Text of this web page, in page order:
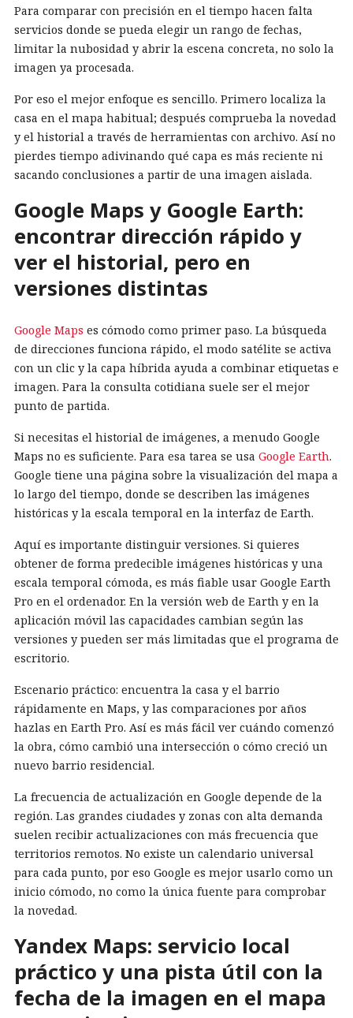
Para comparar con precisión en el tiempo hacen falta
servicios donde se pueda elegir un rango de fechas,
limitar la nubosidad y abrir la escena concreta, no solo la
imagen ya procesada.
Por eso el mejor enfoque es sencillo. Primero localiza la
casa en el mapa habitual; después comprueba la novedad
y el historial a través de herramientas con archivo. Así no
pierdes tiempo adivinando qué capa es más reciente ni
sacando conclusiones a partir de una imagen aislada.
Google Maps y Google Earth:
encontrar dirección rápido y
ver el historial, pero en
versiones distintas
Google Maps es cómodo como primer paso. La búsqueda
de direcciones funciona rápido, el modo satélite se activa
con un clic y la capa híbrida ayuda a combinar etiquetas e
imagen. Para la consulta cotidiana suele ser el mejor
punto de partida.
Si necesitas el historial de imágenes, a menudo Google
Maps no es suficiente. Para esa tarea se usa Google Earth.
Google tiene una página sobre la visualización del mapa a
lo largo del tiempo, donde se describen las imágenes
históricas y la escala temporal en la interfaz de Earth.
Aquí es importante distinguir versiones. Si quieres
obtener de forma predecible imágenes históricas y una
escala temporal cómoda, es más fiable usar Google Earth
Pro en el ordenador. En la versión web de Earth y en la
aplicación móvil las capacidades cambian según las
versiones y pueden ser más limitadas que el programa de
escritorio.
Escenario práctico: encuentra la casa y el barrio
rápidamente en Maps, y las comparaciones por años
hazlas en Earth Pro. Así es más fácil ver cuándo comenzó
la obra, cómo cambió una intersección o cómo creció un
nuevo barrio residencial.
La frecuencia de actualización en Google depende de la
región. Las grandes ciudades y zonas con alta demanda
suelen recibir actualizaciones con más frecuencia que
territorios remotos. No existe un calendario universal
para cada punto, por eso Google es mejor usarlo como un
inicio cómodo, no como la única fuente para comprobar
la novedad.
Yandex Maps: servicio local
práctico y una pista útil con la
fecha de la imagen en el mapa